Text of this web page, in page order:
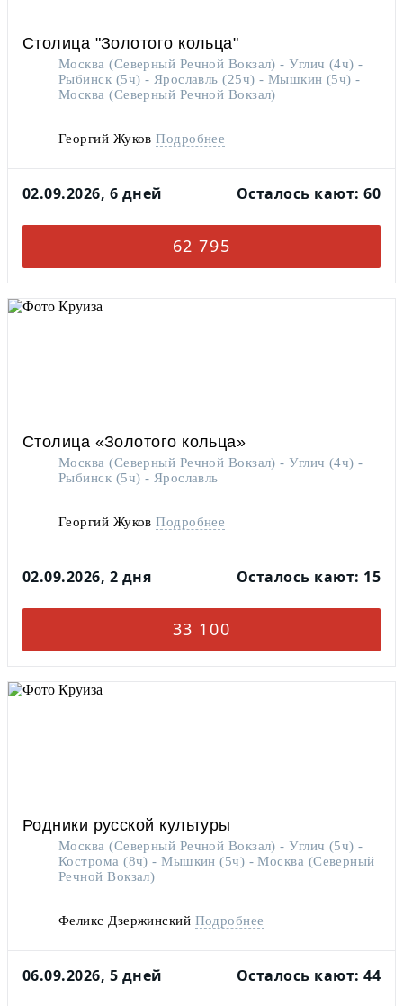
Столица "Золотого кольца"
Москва (Северный Речной Вокзал) - Углич (4ч) -
Рыбинск (5ч) - Ярославль (25ч) - Мышкин (5ч) -
Москва (Северный Речной Вокзал)
Георгий ЖуковПодробнее
02.09.2026, 6 дней Осталось кают: 60
62 795
Столица «Золотого кольца»
Москва (Северный Речной Вокзал) - Углич (4ч) -
Рыбинск (5ч) - Ярославль
Георгий ЖуковПодробнее
02.09.2026, 2 дня Осталось кают: 15
33 100
Родники русской культуры
Москва (Северный Речной Вокзал) - Углич (5ч) -
Кострома (8ч) - Мышкин (5ч) - Москва (Северный
Речной Вокзал)
Феликс Дзержинский Подробнее
06.09.2026, 5 дней Осталось кают: 44